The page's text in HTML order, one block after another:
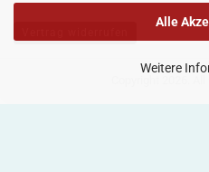
Alle
Weitere